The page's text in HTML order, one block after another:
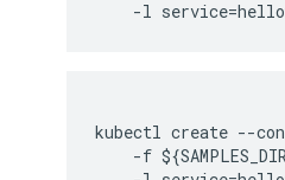
kubectl create --
-f